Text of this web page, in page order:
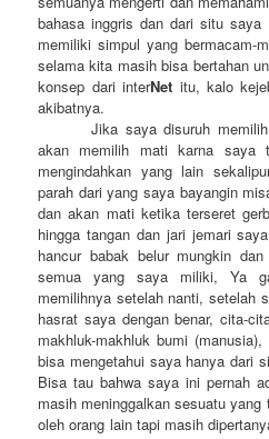
bahasa inggris dan dari situ
memiliki simpul yang bermacam-
selama kita masih bisa bertahan
konsep dari interNet itu, kalo
akibatnya.
Jika saya disuruh
akan memilih mati karna
mengindahkan yang lain
parah dari yang saya bayangin
dan akan mati ketika terseret
hingga tangan dan jari jemari
hancur babak belur mungkin
semua yang saya miliki, Ya
memilihnya setelah nanti, setelah
hasrat saya dengan benar, cita-
makhluk-makhluk bumi
bisa mengetahui saya hanya dari
Bisa tau bahwa saya ini pernah
masih meninggalkan sesuatu
oleh orang lain tapi masih